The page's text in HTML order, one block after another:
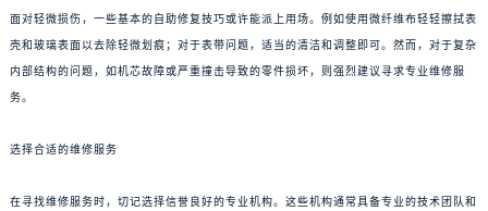
面对轻微损伤，一些基本的自助修复技巧或许能派上用场。例如使用微纤维布轻轻擦拭表
壳和玻璃表面以去除轻微划痕；对于表带问题，适当的清洁和调整即可。然而，对于复杂
内部结构的问题，如机芯故障或严重撞击导致的零件损坏，则强烈建议寻求专业维修服
务。
选择合适的维修服务
在寻找维修服务时，切记选择信誉良好的专业机构。这些机构通常具备专业的技术团队和